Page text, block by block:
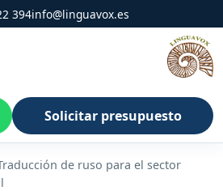
394info@linguavox.es
Solicitar presupuesto
de ruso para el sector